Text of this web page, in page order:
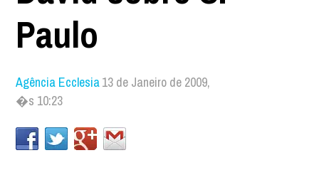
Paulo
Agência Ecclesia13 de Janeiro de 2009,
�s 10:23